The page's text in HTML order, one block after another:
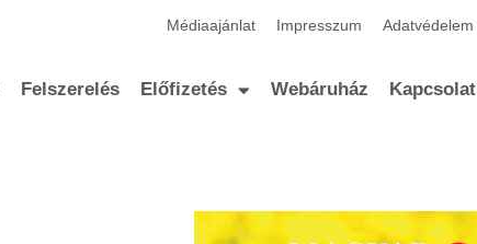
Médiaajánlat Impresszum Adatvédelem
Felszerelés Előfizetés Webáruház Kapcsolat